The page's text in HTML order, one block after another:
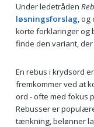
Under ledetråden
løsningsforslag, og
korte forklaringer og
finde den variant,
En rebus i krydsord
fremkommer ved at
ord - ofte med fokus
Rebusser er
tænkning, belønner